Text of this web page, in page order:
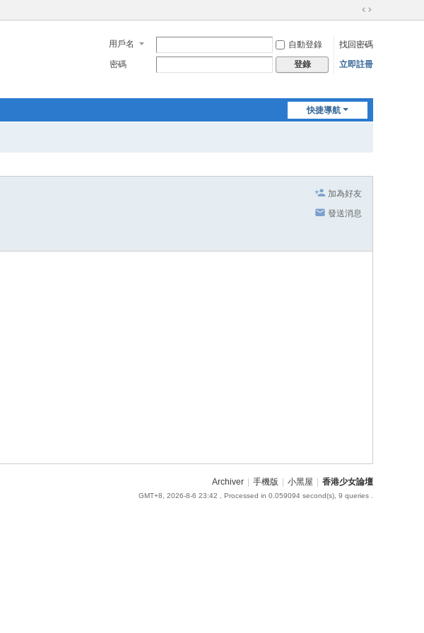
切
到
寬
用戶名 自動登錄
找回密碼
密碼
登錄 立即註冊
快捷導航
加為好友
發送消息
Archiver 手機版 小黑屋 香港少女論壇
GMT+8, 2026-8-6 23:42 , Processed in 0.059094 second(s), 9 queries .